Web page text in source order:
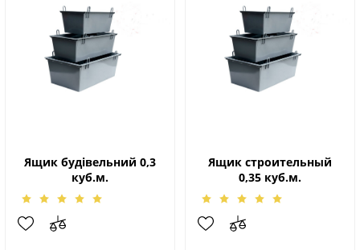
Ящик будівельний 0,3
куб.м.
Ящик строительный
0,35 куб.м.